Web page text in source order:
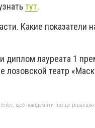
тут.
Какие показатели
диплом лауреата 1
лозовской театр
щоб повідомити про це редакцію